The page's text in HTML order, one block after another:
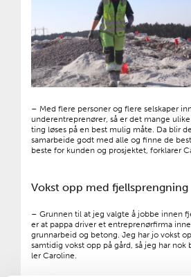
– Med flere personer og flere selskaper
underentreprenører, så er det mange
ting løses på en best mulig måte. Da blir
samarbeide godt med alle og finne de
beste for kunden og prosjektet, forklarer
Vokst opp med fjellsprengning
­– Grunnen til at jeg valgte å jobbe innen
er at pappa driver et entreprenørfirma
grunnarbeid og betong. Jeg har jo vokst
samtidig vokst opp på gård, så jeg har nok
ler Caroline.